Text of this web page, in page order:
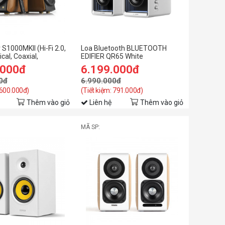
(Hi-Fi 2.0,
Coaxial,
khiển)
Thêm vào giỏ
Loa Bluetooth BLUETOOTH
EDIFIER QR65 White
6.199.000đ
6.990.000đ
(Tiết kiệm: 791.000đ)
Liên hệ
Thêm vào giỏ
MÃ SP: